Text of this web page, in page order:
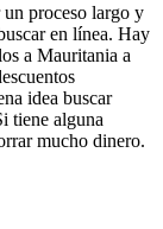
proceso largo y
en línea. Hay
a Mauritania a
idea buscar
tiene alguna
mucho dinero.